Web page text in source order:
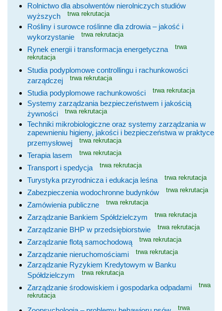
Rolnictwo dla absolwentów nierolniczych studiów
wyższych
trwa rekrutacja
Rośliny i surowce roślinne dla zdrowia – jakość i
wykorzystanie
trwa rekrutacja
Rynek energii i transformacja energetyczna
trwa
rekrutacja
Studia podyplomowe controllingu i rachunkowości
zarządczej
trwa rekrutacja
Studia podyplomowe rachunkowości trwa rekrutacja
Systemy zarządzania bezpieczeństwem i jakością
żywności
trwa rekrutacja
Techniki mikrobiologiczne oraz systemy zarządzania w
zapewnieniu higieny, jakości i bezpieczeństwa w praktyce
przemysłowej
trwa rekrutacja
Terapia lasem trwa rekrutacja
Transport i spedycja trwa rekrutacja
Turystyka przyrodnicza i edukacja leśna trwa rekrutacja
Zabezpieczenia wodochronne budynków trwa rekrutacja
Zamówienia publiczne trwa rekrutacja
Zarządzanie Bankiem Spółdzielczym trwa rekrutacja
Zarządzanie BHP w przedsiębiorstwie trwa rekrutacja
Zarządzanie flotą samochodową trwa rekrutacja
Zarządzanie nieruchomościami trwa rekrutacja
Zarządzanie Ryzykiem Kredytowym w Banku
Spółdzielczym
trwa rekrutacja
Zarządzanie środowiskiem i gospodarka odpadami
trwa
rekrutacja
trwa